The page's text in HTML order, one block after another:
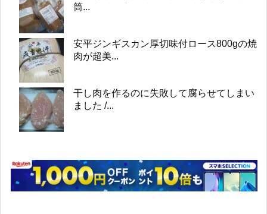
筒...
安平ジンギスカン厚切味付ロース800gの焼
肉が超美...
干し肉を作るのに失敗して腐らせてしまい
ました /...